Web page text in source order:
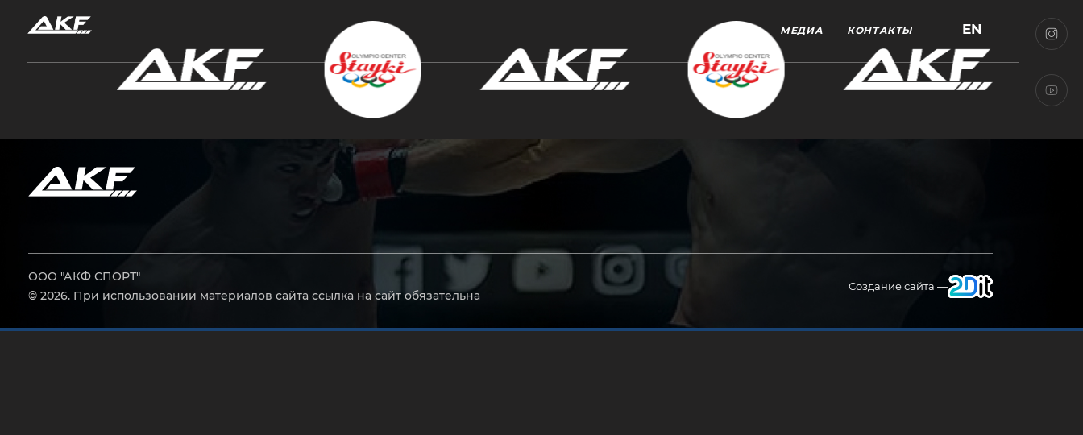
МЕДИА КОНТАКТЫ EN
ООО "АКФ СПОРТ"
© 2026. При использовании материалов сайта ссылка на сайт обязательна
Создание сайта —
Нажмите Enter для поиска или Esc, чтобы закрыть